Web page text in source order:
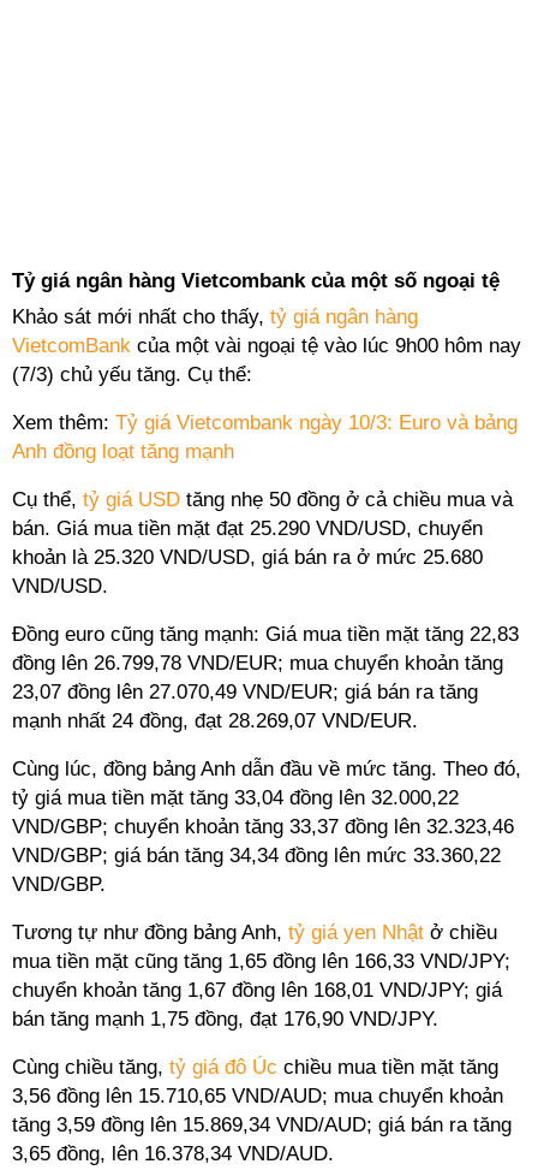
Tỷ giá ngân hàng Vietcombank của một số ngoại tệ
Khảo sát mới nhất cho thấy, tỷ giá ngân hàng
VietcomBank của một vài ngoại tệ vào lúc 9h00 hôm nay
(7/3) chủ yếu tăng. Cụ thể:
Xem thêm: Tỷ giá Vietcombank ngày 10/3: Euro và bảng
Anh đồng loạt tăng mạnh
Cụ thể, tỷ giá USD tăng nhẹ 50 đồng ở cả chiều mua và
bán. Giá mua tiền mặt đạt 25.290 VND/USD, chuyển
khoản là 25.320 VND/USD, giá bán ra ở mức 25.680
VND/USD.
Đồng euro cũng tăng mạnh: Giá mua tiền mặt tăng 22,83
đồng lên 26.799,78 VND/EUR; mua chuyển khoản tăng
23,07 đồng lên 27.070,49 VND/EUR; giá bán ra tăng
mạnh nhất 24 đồng, đạt 28.269,07 VND/EUR.
Cùng lúc, đồng bảng Anh dẫn đầu về mức tăng. Theo đó,
tỷ giá mua tiền mặt tăng 33,04 đồng lên 32.000,22
VND/GBP; chuyển khoản tăng 33,37 đồng lên 32.323,46
VND/GBP; giá bán tăng 34,34 đồng lên mức 33.360,22
VND/GBP.
Tương tự như đồng bảng Anh, tỷ giá yen Nhật ở chiều
mua tiền mặt cũng tăng 1,65 đồng lên 166,33 VND/JPY;
chuyển khoản tăng 1,67 đồng lên 168,01 VND/JPY; giá
bán tăng mạnh 1,75 đồng, đạt 176,90 VND/JPY.
Cùng chiều tăng, tỷ giá đô Úc chiều mua tiền mặt tăng
3,56 đồng lên 15.710,65 VND/AUD; mua chuyển khoản
tăng 3,59 đồng lên 15.869,34 VND/AUD; giá bán ra tăng
3,65 đồng, lên 16.378,34 VND/AUD.